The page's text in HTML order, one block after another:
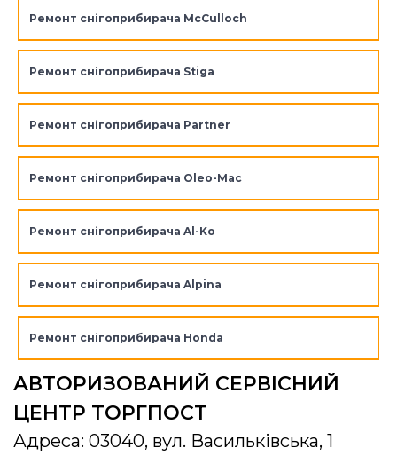
Ремонт снігоприбирача McCulloch
Ремонт снігоприбирача Stiga
Ремонт снігоприбирача Partner
Ремонт снігоприбирача Oleo-Mac
Ремонт снігоприбирача Al-Ko
Ремонт снігоприбирача Alpina
Ремонт снігоприбирача Honda
АВТОРИЗОВАНИЙ СЕРВІСНИЙ
ЦЕНТР ТОРГПОСТ
Адреса: 03040, вул. Васильківська, 1